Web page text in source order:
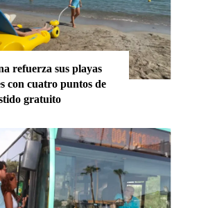
refuerza sus playas
con cuatro puntos de
gratuito